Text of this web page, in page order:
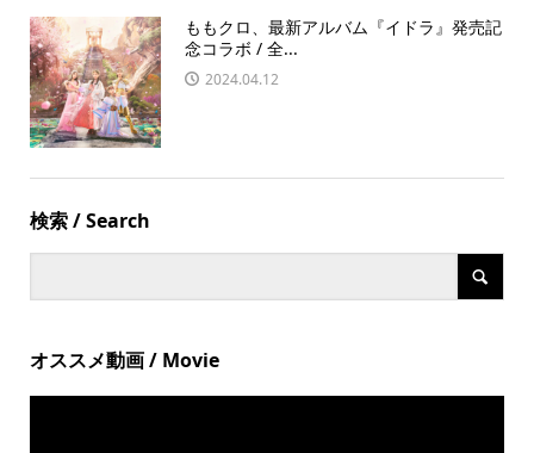
ももクロ、最新アルバム『イドラ』発売記
念コラボ / 全...
2024.04.12
検索 / Search
オススメ動画 / Movie